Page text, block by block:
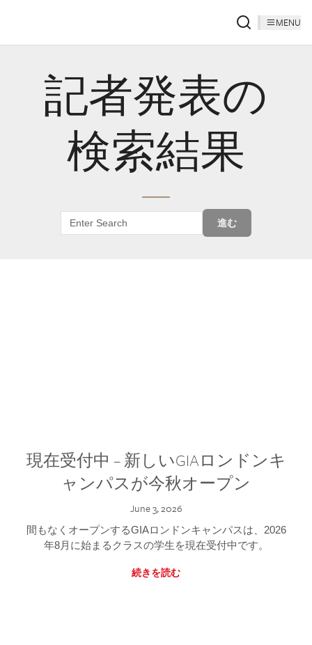
MENU
記者発表の
検索結果
進む
現在受付中 – 新しいGIAロンドンキ
ャンパスが今秋オープン
June 3, 2026
間もなくオープンするGIAロンドンキャンパスは、2026
年8月に始まるクラスの学生を現在受付中です。
続きを読む